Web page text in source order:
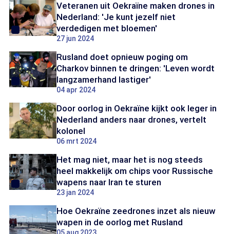
Veteranen uit Oekraïne maken drones in
Nederland: 'Je kunt jezelf niet
verdedigen met bloemen'
27 jun 2024
Rusland doet opnieuw poging om
Charkov binnen te dringen: 'Leven wordt
langzamerhand lastiger'
04 apr 2024
Door oorlog in Oekraïne kijkt ook leger in
Nederland anders naar drones, vertelt
kolonel
06 mrt 2024
Het mag niet, maar het is nog steeds
heel makkelijk om chips voor Russische
wapens naar Iran te sturen
23 jan 2024
Hoe Oekraïne zeedrones inzet als nieuw
wapen in de oorlog met Rusland